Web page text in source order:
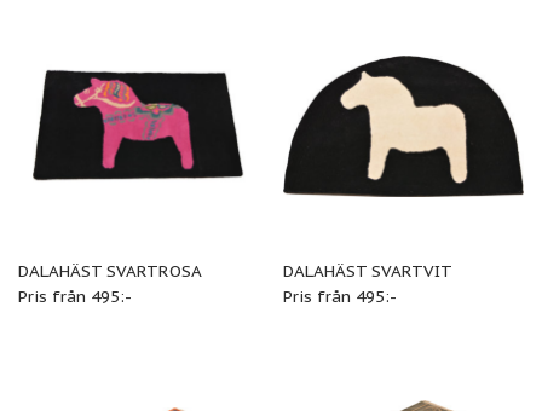
DALAHÄST SVARTROSA
Pris från 495:-
DALAHÄST SVARTVIT
Pris från 495:-